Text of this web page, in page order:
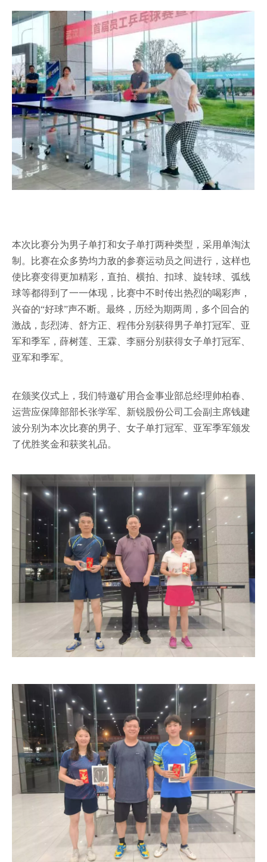
本次比赛分为男子单打和女子单打两种类型，采用单淘汰
制。比赛在众多势均力敌的参赛运动员之间进行，这样也
使比赛变得更加精彩，直拍、横拍、扣球、旋转球、弧线
球等都得到了一一体现，比赛中不时传出热烈的喝彩声，
兴奋的“好球”声不断。最终，历经为期两周，多个回合的
激战，彭烈涛、舒方正、程伟分别获得男子单打冠军、亚
军和季军，薛树莲、王霖、李丽分别获得女子单打冠军、
亚军和季军。
在颁奖仪式上，我们特邀矿用合金事业部总经理帅柏春、
运营应保障部部长张学军、新锐股份公司工会副主席钱建
波分别为本次比赛的男子、女子单打冠军、亚军季军颁发
了优胜奖金和获奖礼品。